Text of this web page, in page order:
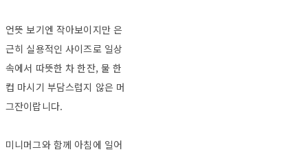
언뜻 보기엔 작아보이지만 은
근히 실용적인 사이즈로 일상
속에서 따뜻한 차 한잔, 물 한
컵 마시기 부담스럽지 않은 머
그잔이랍니다.
미니머그와 함께 아침에 일어